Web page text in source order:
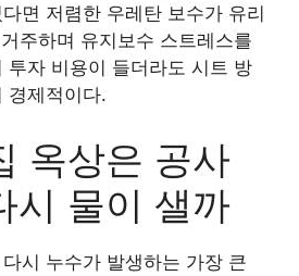
면 저렴한 우레탄 보수가 유리
주하며 유지보수 스트레스를
투자 비용이 들더라도 시트 방
경제적이다.
옥상은 공사
시 물이 샐까
시 누수가 발생하는 가장 큰